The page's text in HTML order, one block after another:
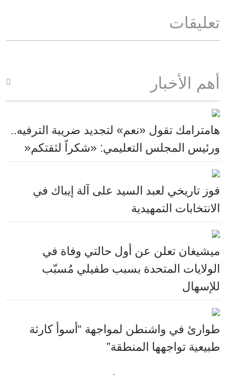
تعليقات
أهم الأخبار
هامترامك تقول «نعم» لتجديد ضريبة الترفيه..
ورئيس المجلس التعليمي: «شكراً لثقتكم«
فوز تاريخي لعبد السيد على آلة إيباك في
الانتخابات التمهيدية
ميشيغان تعلن عن أول حالتي وفاة في
الولايات المتحدة بسبب طفيلي مُسبّب
للإسهال
طوارئ في واشنطن لمواجهة “أسوأ كارثة
طبيعية تواجهها المنطقة”